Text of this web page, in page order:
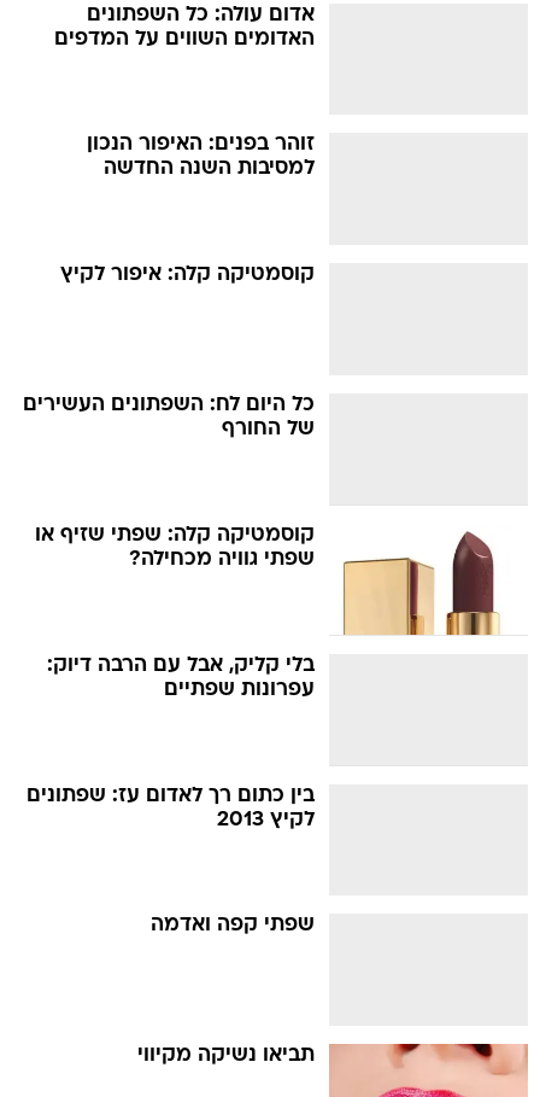
אדום עולה: כל השפתונים
האדומים השווים על המדפים
זוהר בפנים: האיפור הנכון
למסיבות השנה החדשה
קוסמטיקה קלה: איפור לקיץ
כל היום לח: השפתונים העשירים
של החורף
קוסמטיקה קלה: שפתי שזיף או
שפתי גוויה מכחילה?
בלי קליק, אבל עם הרבה דיוק:
עפרונות שפתיים
בין כתום רך לאדום עז: שפתונים
לקיץ 2013
שפתי קפה ואדמה
תביאו נשיקה מקיווי